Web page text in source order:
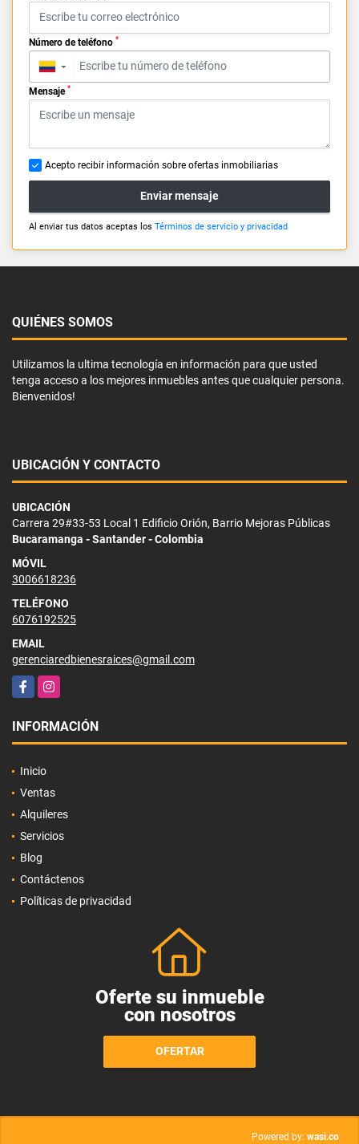
Número de teléfono *
▼
Mensaje *
Acepto recibir información sobre ofertas inmobiliarias
Enviar mensaje
Al enviar tus datos aceptas los Términos de servicio y privacidad
QUIÉNES SOMOS
Utilizamos la ultima tecnología en información para que usted
tenga acceso a los mejores inmuebles antes que cualquier persona.
Bienvenidos!
UBICACIÓN Y CONTACTO
UBICACIÓN
Carrera 29#33-53 Local 1 Edificio Orión, Barrio Mejoras Públicas
Bucaramanga - Santander - Colombia
MÓVIL
3006618236
TELÉFONO
6076192525
EMAIL
gerenciaredbienesraices@gmail.com
FacebookInstagram
INFORMACIÓN
Inicio
Ventas
Alquileres
Servicios
Blog
Contáctenos
Políticas de privacidad
Oferte su inmueble
con nosotros
OFERTAR
Powered by: wasi.co